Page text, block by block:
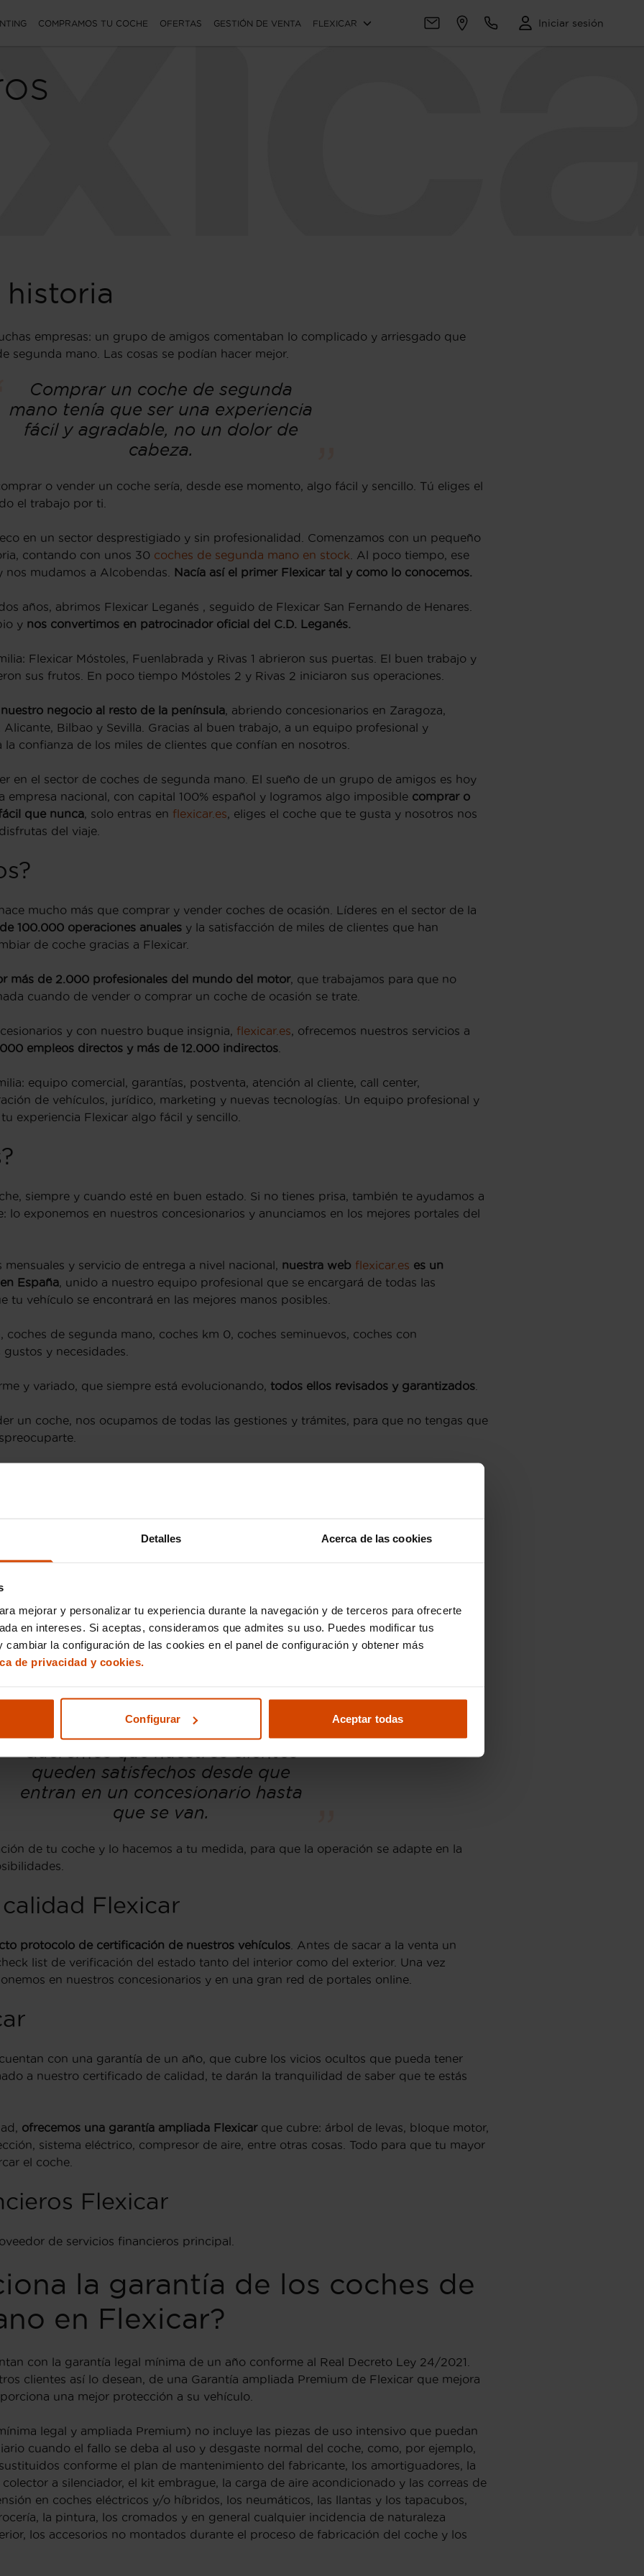
Detalles Acerca de las cookies
mejorar y personalizar tu experiencia durante la navegación y de terceros para ofrecerte
en intereses. Si aceptas, consideramos que admites su uso. Puedes modificar tus
cambiar la configuración de las cookies en el panel de configuración y obtener más
de privacidad y cookies.
Configurar Aceptar todas
COMPRAMOS TU COCHE OFERTAS GESTIÓN DE VENTA FLEXICAR Iniciar sesión
historia
empresas: un grupo de amigos comentaban lo complicado y arriesgado que
segunda mano. Las cosas se podían hacer mejor.
Comprar un coche de segunda
mano tenía que ser una experiencia
fácil y agradable, no un dolor de
cabeza.
o vender un coche sería, desde ese momento, algo fácil y sencillo. Tú eliges el
el trabajo por ti.
en un sector desprestigiado y sin profesionalidad. Comenzamos con un pequeño
contando con unos 30 coches de segunda mano en stock . Al poco tiempo, ese
mudamos a Alcobendas. Nacía así el primer Flexicar tal y como lo conocemos.
años, abrimos Flexicar Leganés , seguido de Flexicar San Fernando de Henares.
y nos convertimos en patrocinador oficial del C.D. Leganés.
Flexicar Móstoles, Fuenlabrada y Rivas 1 abrieron sus puertas. El buen trabajo y
sus frutos. En poco tiempo Móstoles 2 y Rivas 2 iniciaron sus operaciones.
negocio al resto de la península, abriendo concesionarios en Zaragoza,
Alicante, Bilbao y Sevilla. Gracias al buen trabajo, a un equipo profesional y
confianza de los miles de clientes que confían en nosotros.
en el sector de coches de segunda mano. El sueño de un grupo de amigos es hoy
empresa nacional, con capital 100% español y logramos algo imposible comprar o
que nunca, solo entras en flexicar.es, eliges el coche que te gusta y nosotros nos
del viaje.
mucho más que comprar y vender coches de ocasión. Líderes en el sector de la
100.000 operaciones anuales y la satisfacción de miles de clientes que han
de coche gracias a Flexicar.
más de 2.000 profesionales del mundo del motor, que trabajamos para que no
cuando de vender o comprar un coche de ocasión se trate.
y con nuestro buque insignia, flexicar.es, ofrecemos nuestros servicios a
empleos directos y más de 12.000 indirectos
equipo comercial, garantías, postventa, atención al cliente, call center,
de vehículos, jurídico, marketing y nuevas tecnologías. Un equipo profesional y
experiencia Flexicar algo fácil y sencillo.
siempre y cuando esté en buen estado. Si no tienes prisa, también te ayudamos a
lo exponemos en nuestros concesionarios y anunciamos en los mejores portales del
y servicio de entrega a nivel nacional, nuestra web flexicar.es es un
España, unido a nuestro equipo profesional que se encargará de todas las
tu vehículo se encontrará en las mejores manos posibles.
coches de segunda mano, coches km 0, coches seminuevos, coches con
y necesidades.
y variado, que siempre está evolucionando, todos ellos revisados y garantizados
un coche, nos ocupamos de todas las gestiones y trámites, para que no tengas que
y recibirlo en la puerta de tu casa con todas las garantías
de más de 20.000 coches repartidos en todos nuestros concesionarios Flexicar.
un coche, lo ponemos fácil si quieres vender tu coche. Gestionamos todos los
que hacer nada más.
Queremos que nuestros clientes
queden satisfechos desde que
entran en un concesionario hasta
que se van.
de tu coche y lo hacemos a tu medida, para que la operación se adapte en la
Flexicar
protocolo de certificación de nuestros vehículos . Antes de sacar a la venta un
list de verificación del estado tanto del interior como del exterior. Una vez
en nuestros concesionarios y en una gran red de portales online.
con una garantía de un año, que cubre los vicios ocultos que pueda tener
a nuestro certificado de calidad, te darán la tranquilidad de saber que te estás
ofrecemos una garantía ampliada Flexicarque cubre: árbol de levas, bloque motor,
sistema eléctrico, compresor de aire, entre otras cosas. Todo para que tu mayor
el coche.
Flexicar
de servicios financieros principal.
la garantía de los coches de
en Flexicar?
con la garantía legal mínima de un año conforme al Real Decreto Ley 24/2021.
clientes así lo desean, de una Garantía ampliada Premium de Flexicar que mejora
una mejor protección a su vehículo.
legal y ampliada Premium) no incluye las piezas de uso intensivo que puedan
cuando el fallo se deba al uso y desgaste normal del coche, como, por ejemplo,
conforme el plan de mantenimiento del fabricante, los amortiguadores, la
a silenciador, el kit embrague, la carga de aire acondicionado y las correas de
en coches eléctricos y/o híbridos, los neumáticos, las llantas y los tapacubos,
la pintura, los cromados y en general cualquier incidencia de naturaleza
los accesorios no montados durante el proceso de fabricación del coche y los